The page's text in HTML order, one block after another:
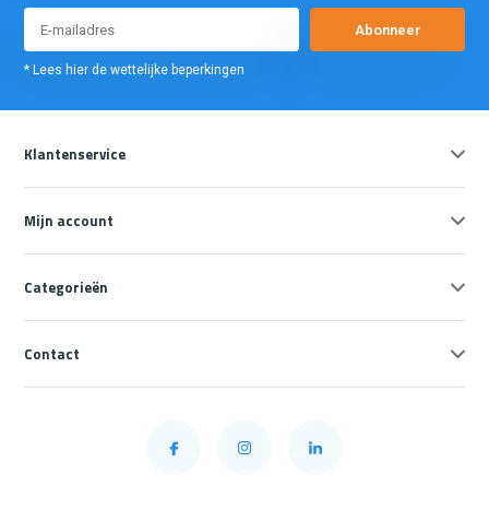
Abonneer
* Lees hier de wettelijke beperkingen
Klantenservice
Mijn account
Categorieën
Contact